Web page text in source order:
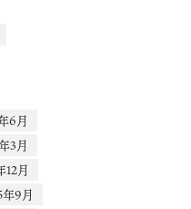
6月
3月
12月
9月